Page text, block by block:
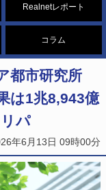
Realnetレポート
コラム
都市研究所
は1兆8,943億
パ
年6月13日 09時00分